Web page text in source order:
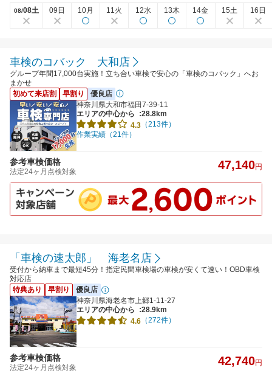
08/08土 09日 10月 11火 12水 13木 14金 15土 16日
車検のコバック 大和店
グループ年間17,000台実施！立ち合い車検で安心の「車検のコバック」へお
まかせ
初めて来店割
早割り
優良店
神奈川県大和市福田7-39-11
エリアの中心から
:28.8km
4.3 （213件）
作業実績（21件）
参考車検価格
法定24ヶ月点検対象 47,140円
「車検の速太郎」 海老名店
受付から納車まで最短45分！指定民間車検場の車検が安くて速い！OBD車検
対応店
特典あり
早割り
優良店
神奈川県海老名市上郷1-11-27
エリアの中心から
:28.9km
4.6 （272件）
参考車検価格
法定24ヶ月点検対象 42,740円